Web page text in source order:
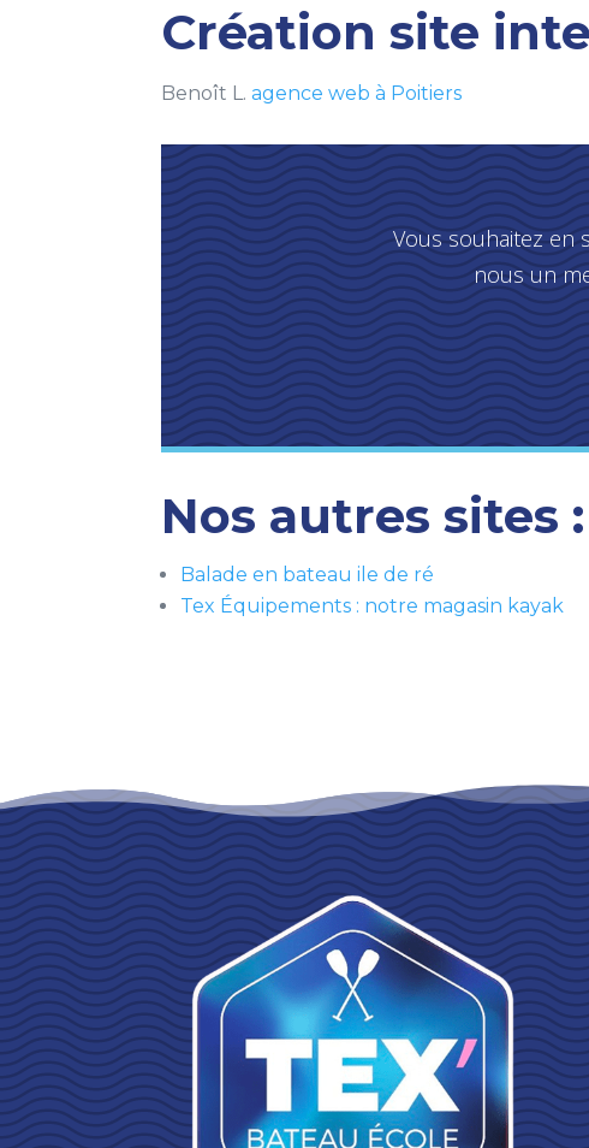
Création site
Benoît L.agence web à Poitiers
Vous souhaitez en
nous un
Nos autres sites :
Balade en bateau ile de ré
Tex Équipements : notre magasin kayak